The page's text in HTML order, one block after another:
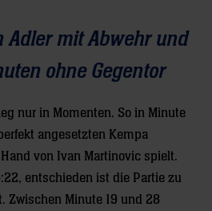
Adler mit Abwehr und
ohne Gegentor
nur in Momenten. So in Minute
angesetzten Kempa
von Ivan Martinovic spielt.
entschieden ist die Partie zu
Zwischen Minute 19 und 28